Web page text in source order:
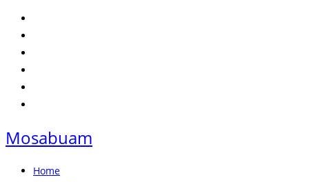
Zum
Inhalt
springen
Mosabuam
Home